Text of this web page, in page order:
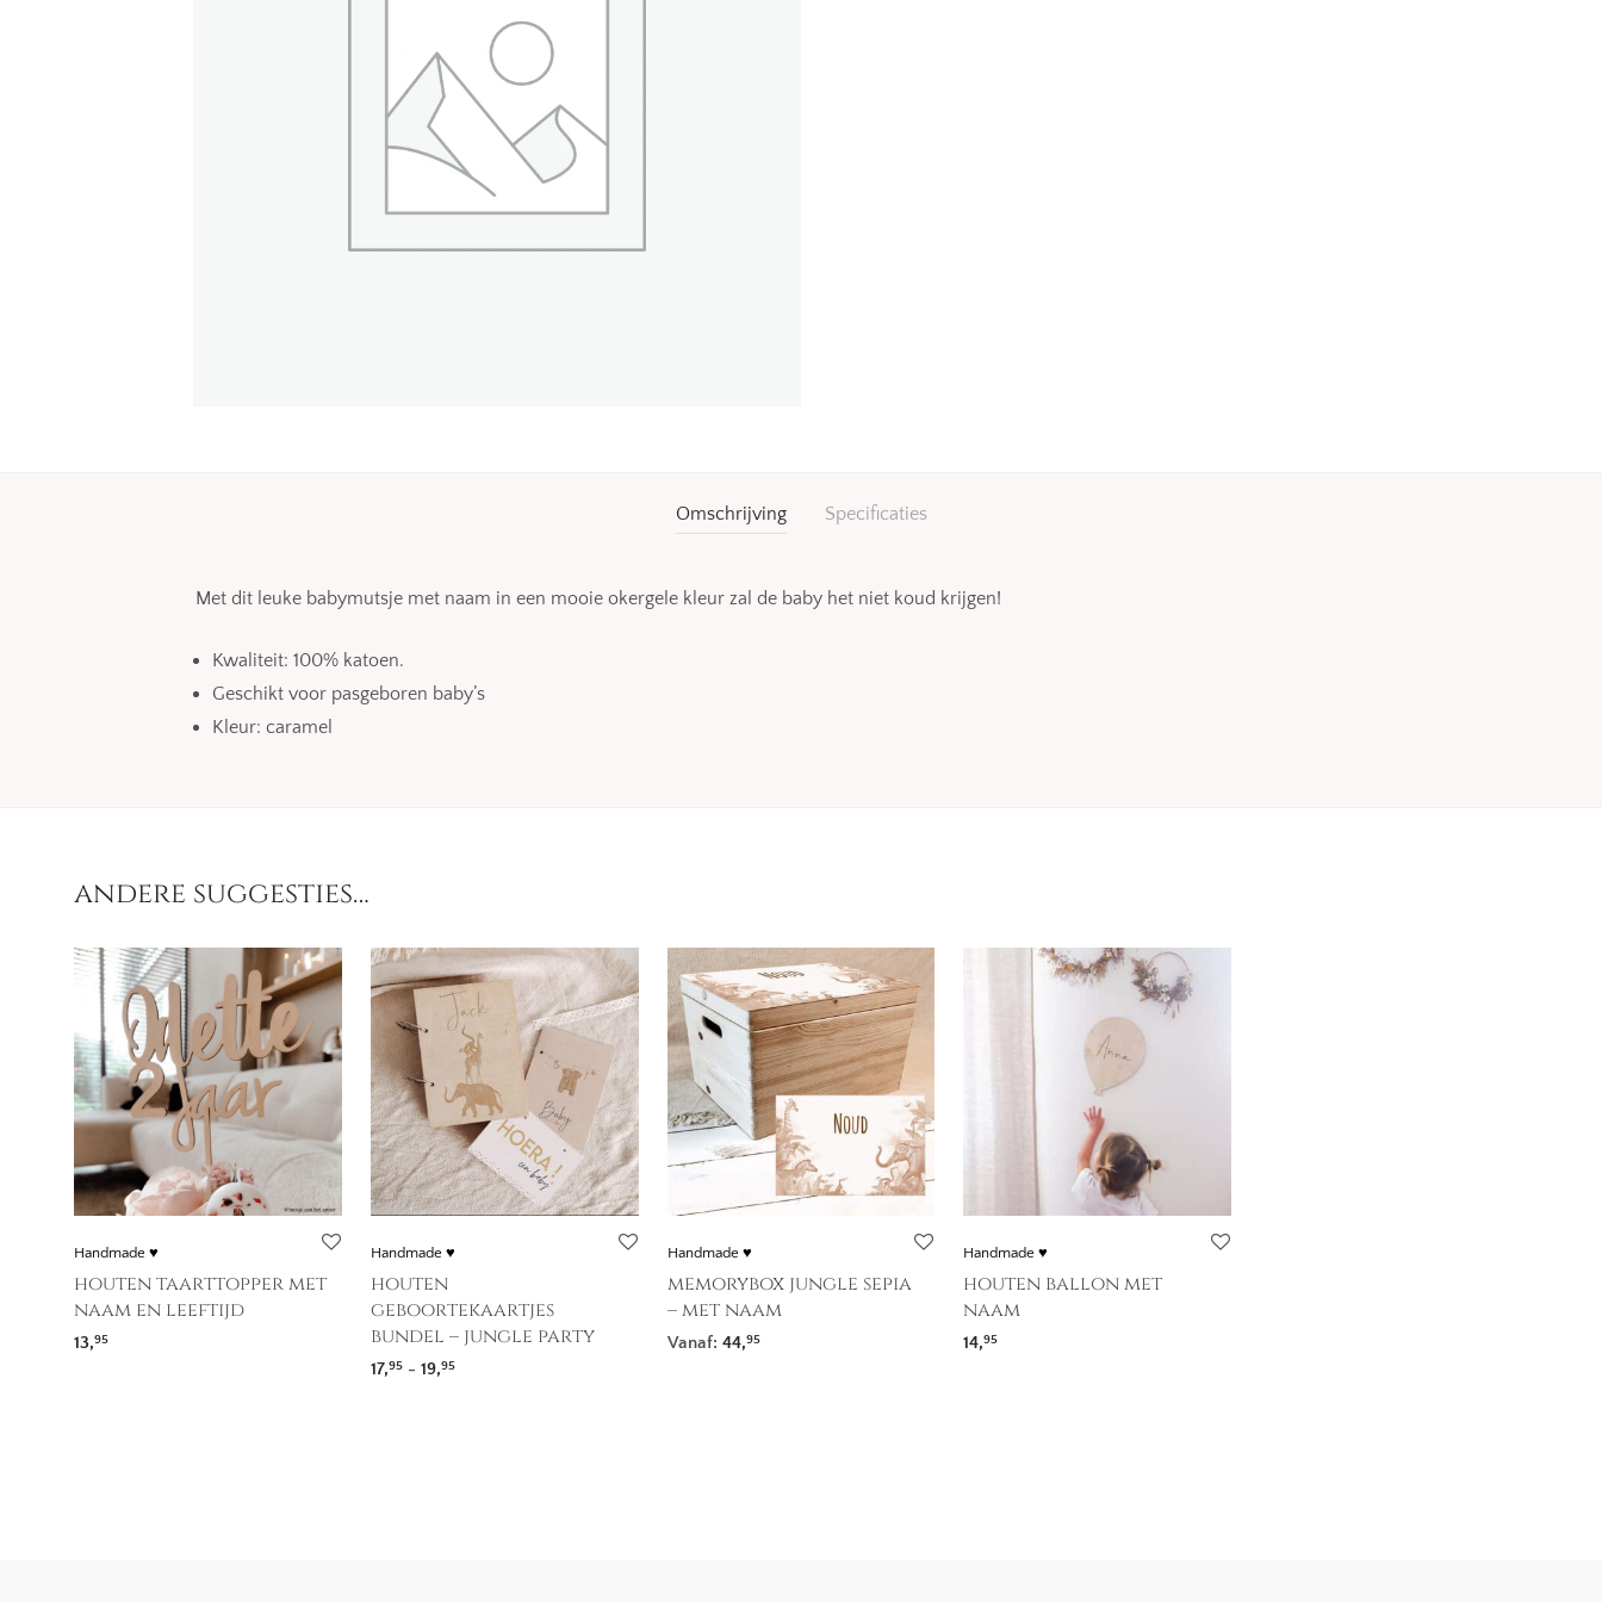
Omschrijving Specificaties
Met dit leuke babymutsje met naam in een mooie okergele kleur zal de baby het niet koud krijgen!
Kwaliteit: 100% katoen.
Geschikt voor pasgeboren baby’s
Kleur: caramel
andere suggesties…
Handmade ♥
houten taarttopper met
naam en leeftijd
13,95
Handmade ♥
houten
geboortekaartjes
bundel – jungle party
17,95 - 19,95Prijsklasse: 17,95 tot 19,95
Handmade ♥
memorybox jungle sepia
– met naam
Vanaf: 44,95
Handmade ♥
houten ballon met
naam
14,95